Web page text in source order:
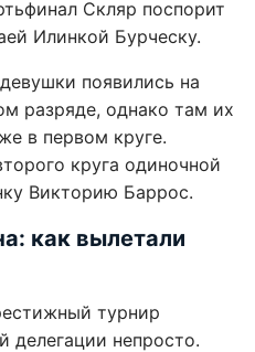
Скляр поспорит
Илинкой Бурческу.
появились на
разряде, однако там их
в первом круге.
круга одиночной
Викторию Баррос.
как вылетали
турнир
делегации непросто.